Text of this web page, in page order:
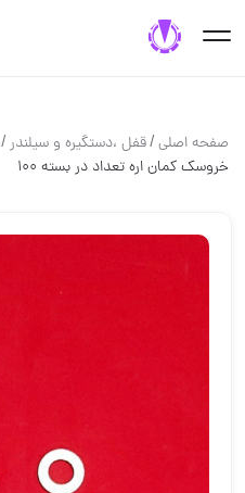
صفحه اصلی/قفل ،دستگيره و سيلندر/
خروسک کمان اره تعداد در بسته ۱۰۰